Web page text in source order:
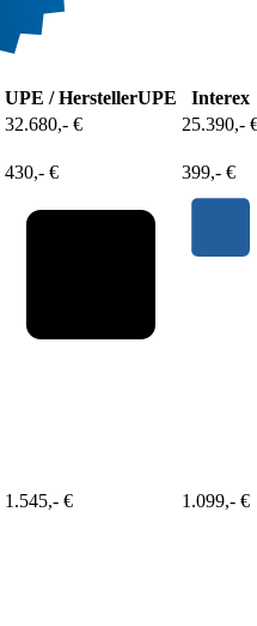
UPE / HerstellerUPE
Interex
32.680,- € 25.390,-
430,- €
399,- €
1.545,- € 1.099,- €